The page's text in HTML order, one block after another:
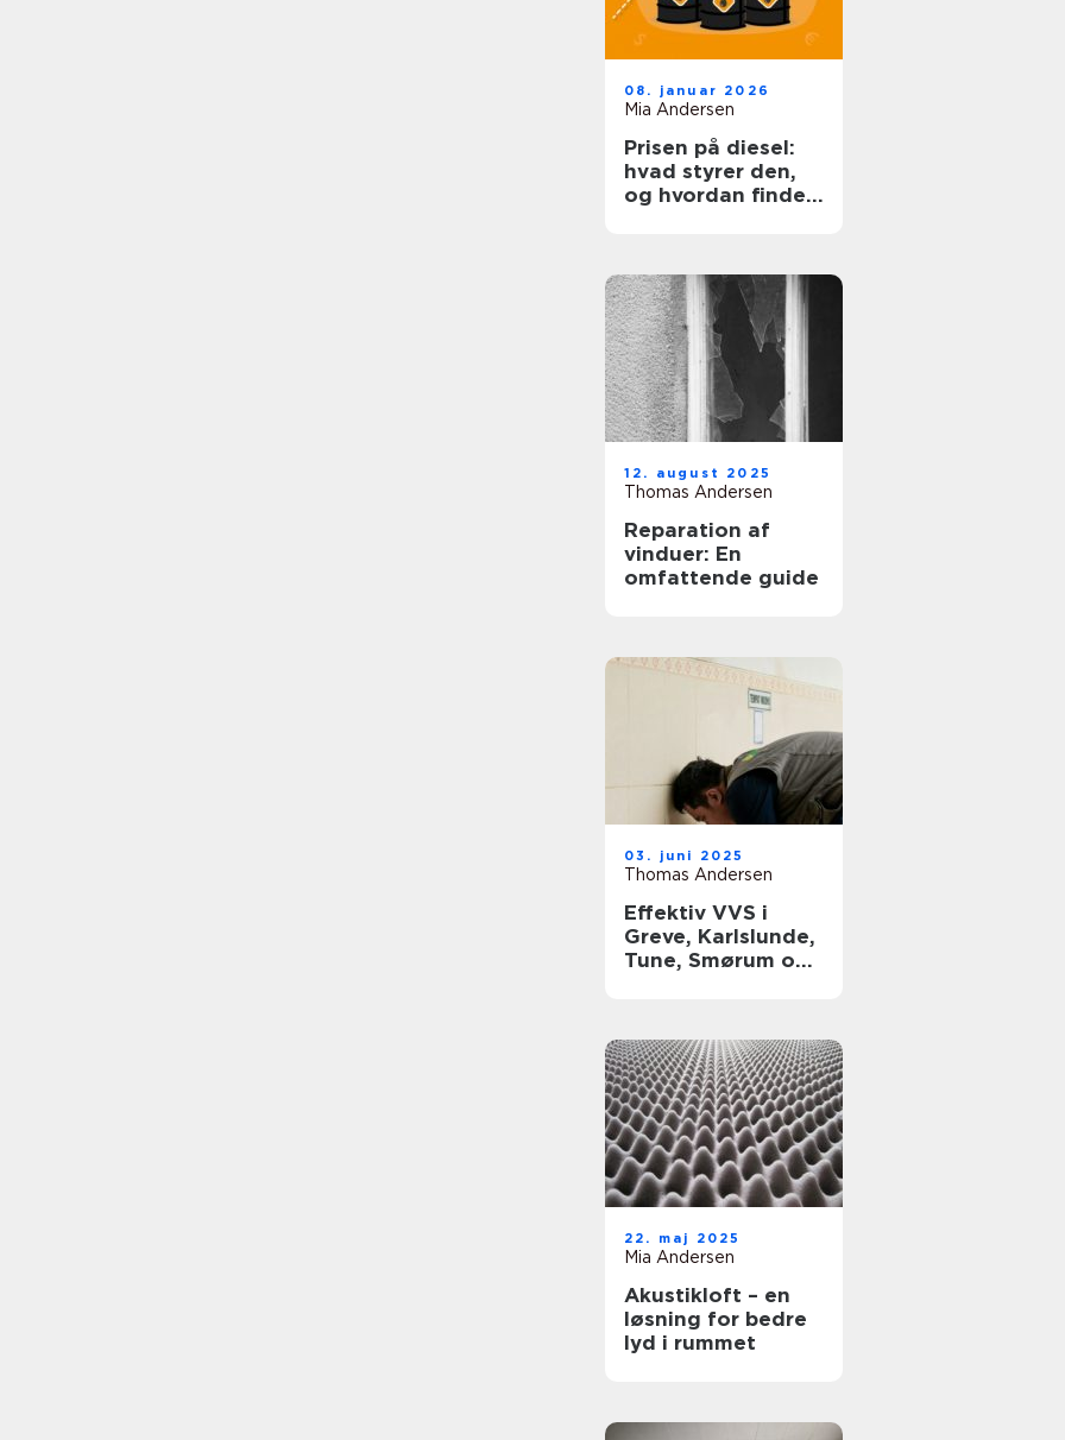
08. januar 2026
Mia Andersen
Prisen på diesel:
hvad styrer den,
og hvordan finder
12. august 2025
Thomas Andersen
Reparation af
vinduer: En
omfattende guide
03. juni 2025
Thomas Andersen
Effektiv VVS i
Greve, Karlslunde,
Tune, Smørum og
22. maj 2025
Mia Andersen
Akustikloft – en
løsning for bedre
lyd i rummet